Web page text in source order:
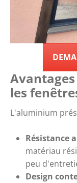
les
L'aluminium
Résistance
matériau
peu
Design